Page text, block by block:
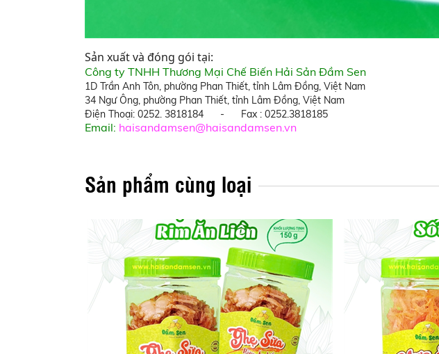
Sản xuất và đóng gói tại:
Công ty TNHH Thương Mại Chế Biến Hải Sản Đầm Sen
1D Trần Anh Tôn, phường Phan Thiết, tỉnh Lâm Đồng, Việt Nam
34 Ngư Ông, phường Phan Thiết, tỉnh Lâm Đồng, Việt Nam
Điện Thoại: 0252. 3818184 - Fax : 0252.3818185
Email: haisandamsen@haisandamsen.vn
Sản phẩm cùng loại